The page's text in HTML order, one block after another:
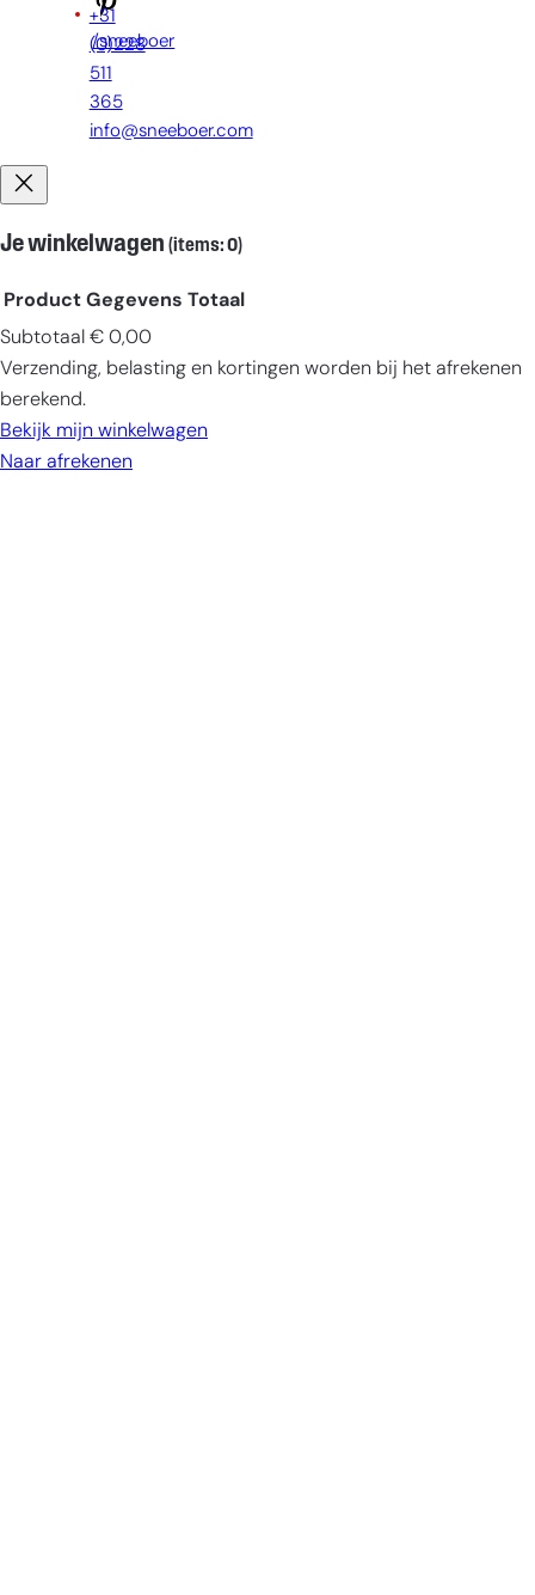
/sneeboer
+31
(0)228
511
365
info@sneeboer.com
Je winkelwagen (items: 0)
Producten
in
winkelwagen
Product Gegevens Totaal
Subtotaal € 0,00
Verzending, belasting en kortingen worden bij het afrekenen
berekend.
Bekijk mijn winkelwagen
Naar afrekenen